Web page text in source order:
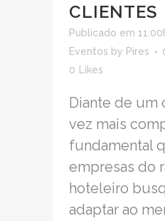
CLIENTES
Publicado em
Eventos by Pires
0 Likes
Diante de um
vez mais
fundamental
empresas do
hoteleiro
adaptar ao